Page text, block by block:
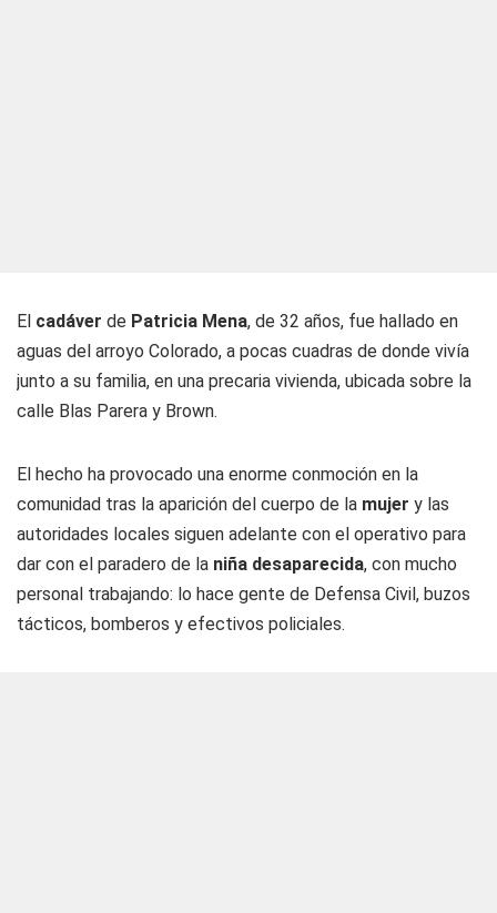
El cadáver de Patricia Mena, de 32 años, fue hallado en
aguas del arroyo Colorado, a pocas cuadras de donde vivía
junto a su familia, en una precaria vivienda, ubicada sobre la
calle Blas Parera y Brown.
El hecho ha provocado una enorme conmoción en la
comunidad tras la aparición del cuerpo de la mujer y las
autoridades locales siguen adelante con el operativo para
dar con el paradero de la niña desaparecida, con mucho
personal trabajando: lo hace gente de Defensa Civil, buzos
tácticos, bomberos y efectivos policiales.